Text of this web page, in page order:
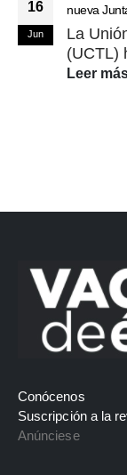
16
Jun
nueva
La
(UCTL)
Leer
Conócenos
Suscripción a la
Anúnciese